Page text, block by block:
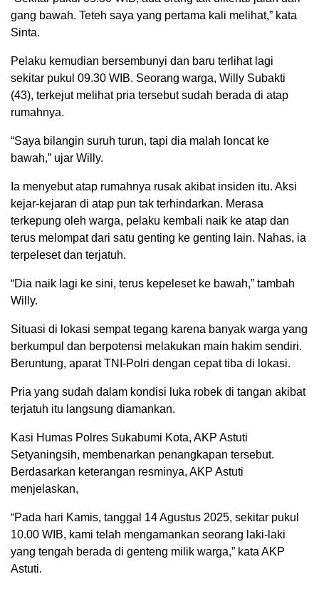
gang bawah. Teteh saya yang pertama kali melihat,” kata
Sinta.
Pelaku kemudian bersembunyi dan baru terlihat lagi
sekitar pukul 09.30 WIB. Seorang warga, Willy Subakti
(43), terkejut melihat pria tersebut sudah berada di atap
rumahnya.
“Saya bilangin suruh turun, tapi dia malah loncat ke
bawah,” ujar Willy.
Ia menyebut atap rumahnya rusak akibat insiden itu. Aksi
kejar-kejaran di atap pun tak terhindarkan. Merasa
terkepung oleh warga, pelaku kembali naik ke atap dan
terus melompat dari satu genting ke genting lain. Nahas, ia
terpeleset dan terjatuh.
“Dia naik lagi ke sini, terus kepeleset ke bawah,” tambah
Willy.
Situasi di lokasi sempat tegang karena banyak warga yang
berkumpul dan berpotensi melakukan main hakim sendiri.
Beruntung, aparat TNI-Polri dengan cepat tiba di lokasi.
Pria yang sudah dalam kondisi luka robek di tangan akibat
terjatuh itu langsung diamankan.
Kasi Humas Polres Sukabumi Kota, AKP Astuti
Setyaningsih, membenarkan penangkapan tersebut.
Berdasarkan keterangan resminya, AKP Astuti
menjelaskan,
“Pada hari Kamis, tanggal 14 Agustus 2025, sekitar pukul
10.00 WIB, kami telah mengamankan seorang laki-laki
yang tengah berada di genteng milik warga,” kata AKP
Astuti.